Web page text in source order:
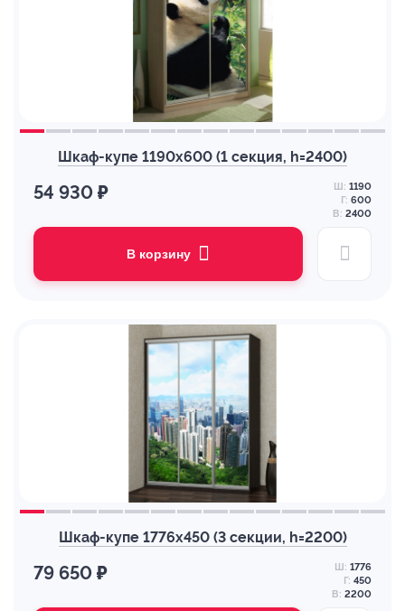
Шкаф-купе 1190х600 (1 секция, h=2400)
54 930 ₽ Ш: 1190
Г: 600
В: 2400
В корзину
Шкаф-купе 1776х450 (3 секции, h=2200)
79 650 ₽ Ш: 1776
Г: 450
В: 2200